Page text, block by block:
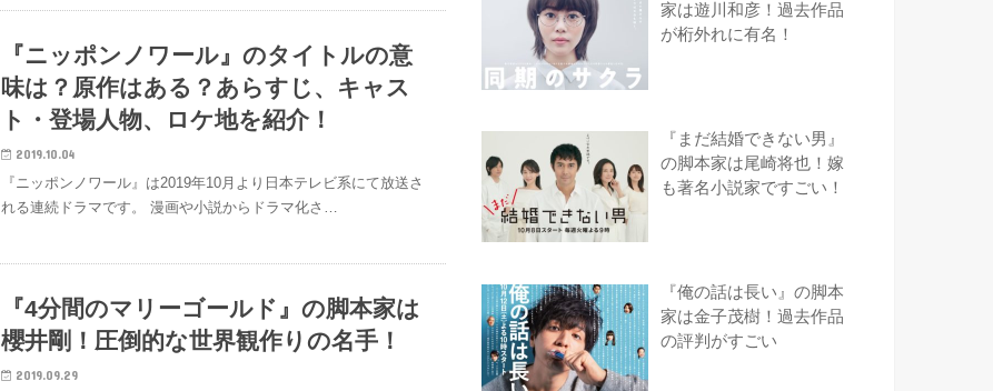
『ニッポンノワール』のタイトルの意
味は？原作はある？あらすじ、キャス
ト・登場人物、ロケ地を紹介！
2019.10.04
『ニッポンノワール』は2019年10月より日本テレビ系にて放送さ
れる連続ドラマです。 漫画や小説からドラマ化さ…
『4分間のマリーゴールド』の脚本家は
櫻井剛！圧倒的な世界観作りの名手！
2019.09.29
家は遊川和彦！過去作品
が桁外れに有名！
『まだ結婚できない男』
の脚本家は尾崎将也！嫁
も著名小説家ですごい！
『俺の話は長い』の脚本
家は金子茂樹！過去作品
の評判がすごい